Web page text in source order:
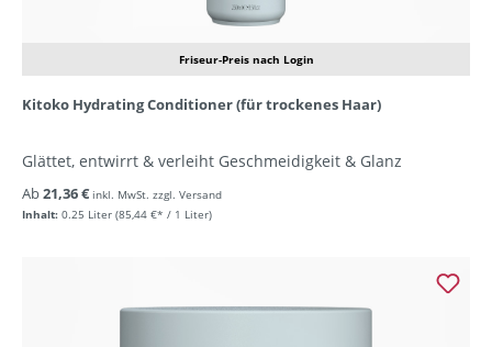
Friseur-Preis nach Login
Kitoko Hydrating Conditioner (für trockenes Haar)
Glättet, entwirrt & verleiht Geschmeidigkeit & Glanz
Inhalt: 0.25 Liter (85,44 €* / 1 Liter)
Ab21,36 € inkl. MwSt. zzgl. Versand